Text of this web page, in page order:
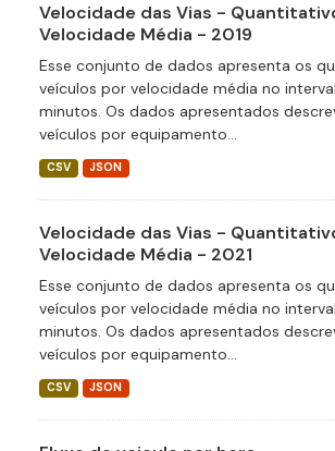
Velocidade das Vias -
Velocidade Média - 2019
Esse conjunto de dados apresenta os
veículos por velocidade média no
minutos. Os dados apresentados
veículos por equipamento...
CSV JSON
Velocidade das Vias -
Velocidade Média - 2021
Esse conjunto de dados apresenta os
veículos por velocidade média no
minutos. Os dados apresentados
veículos por equipamento...
CSV JSON